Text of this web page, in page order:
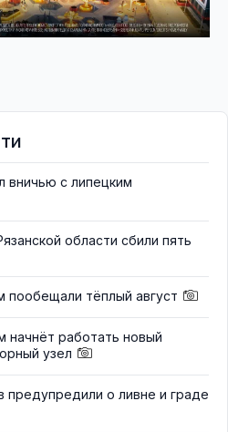
вничью с липецким
области сбили пять
пообещали тёплый август
начнёт работать новый
узел
предупредили о ливне и граде